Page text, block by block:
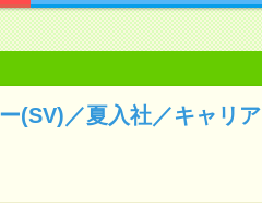
(SV)／夏入社／キャリア